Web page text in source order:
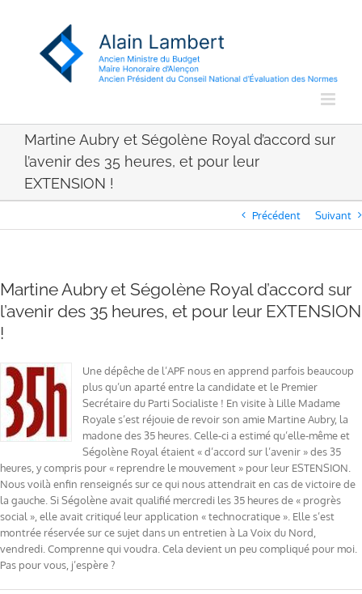
Martine Aubry et Ségolène Royal d’accord sur
l’avenir des 35 heures, et pour leur
EXTENSION !
Précédent Suivant
Martine Aubry et Ségolène Royal d’accord sur
l’avenir des 35 heures, et pour leur EXTENSION
!
Une dépêche de l’APF nous en apprend parfois beaucoup
plus qu’un aparté entre la candidate et le Premier
Secrétaire du Parti Socialiste ! En visite à Lille Madame
Royale s’est réjouie de revoir son amie Martine Aubry, la
madone des 35 heures. Celle-ci a estimé qu’elle-même et
Ségolène Royal étaient « d’accord sur l’avenir » des 35
heures, y compris pour « reprendre le mouvement » pour leur ESTENSION.
Nous voilà enfin renseignés sur ce qui nous attendrait en cas de victoire de
la gauche. Si Ségolène avait qualifié mercredi les 35 heures de « progrès
social », elle avait critiqué leur application « technocratique ». Elle s’est
montrée réservée sur ce sujet dans un entretien à La Voix du Nord,
vendredi. Comprenne qui voudra. Cela devient un peu compliqué pour moi.
Pas pour vous, j’espère ?